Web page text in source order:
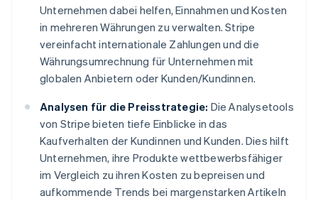
Unternehmen dabei helfen, Einnahmen und Kosten
in mehreren Währungen zu verwalten. Stripe
vereinfacht internationale Zahlungen und die
Währungsumrechnung für Unternehmen mit
globalen Anbietern oder Kunden/Kundinnen.
Analysen für die Preisstrategie: Die Analysetools
von Stripe bieten tiefe Einblicke in das
Kaufverhalten der Kundinnen und Kunden. Dies hilft
Unternehmen, ihre Produkte wettbewerbsfähiger
im Vergleich zu ihren Kosten zu bepreisen und
aufkommende Trends bei margenstarken Artikeln